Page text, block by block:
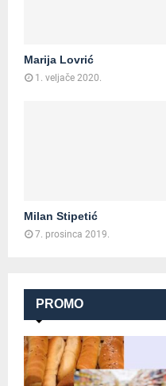
Marija Lovrić
1. veljače 2020.
Milan Stipetić
7. prosinca 2019.
PROMO